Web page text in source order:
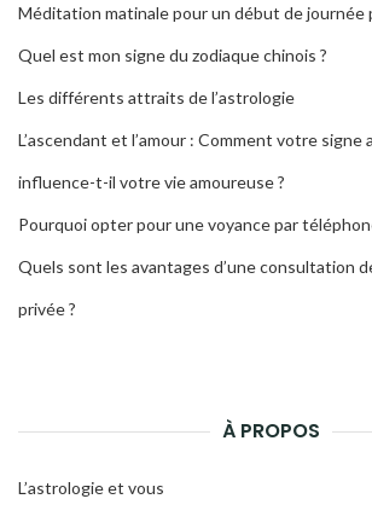
Méditation matinale pour un début de journée
Quel est mon signe du zodiaque chinois ?
Les différents attraits de l’astrologie
L’ascendant et l’amour : Comment votre signe
influence-t-il votre vie amoureuse ?
Pourquoi opter pour une voyance par
Quels sont les avantages d’une consultation
privée ?
À PROPOS
L’astrologie et vous